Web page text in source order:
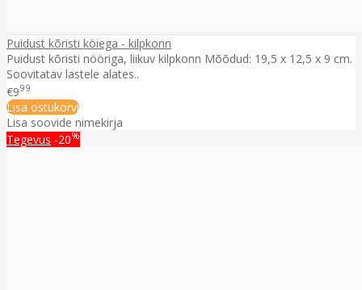
Puidust kõristi köiega - kilpkonn
Puidust kõristi nööriga, liikuv kilpkonn Mõõdud: 19,5 x 12,5 x 9 cm.
Soovitatav lastele alates..
€999
Lisa ostukorvi
Lisa soovide nimekirja
Tegevus -20%